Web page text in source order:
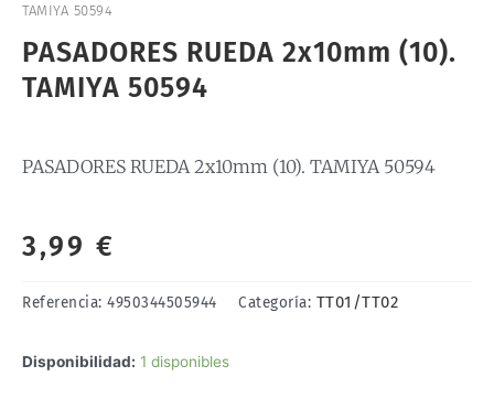
TAMIYA 50594
PASADORES RUEDA 2x10mm (10).
TAMIYA 50594
PASADORES RUEDA 2x10mm (10). TAMIYA 50594
3,99 €
Referencia: 4950344505944 Categoría: TT01/TT02
Disponibilidad: 1 disponibles
PASADORES